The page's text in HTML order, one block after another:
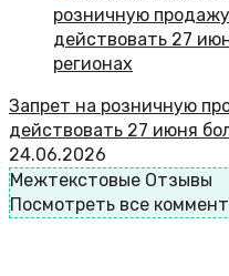
Запрет на розничную
действовать 27 июня
24.06.2026
Межтекстовые Отзывы
Посмотреть все